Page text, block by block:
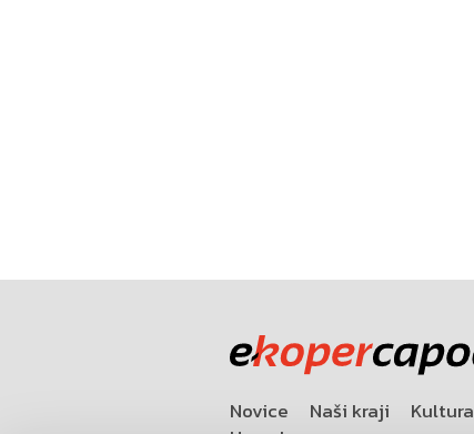
Novice Naši kraji Kultura